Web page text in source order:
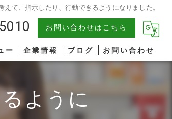
えて、指示したり、行動できるようになりました。
お問い合わせはこちら
ー
ィング
企業情報
著書一覧
ブログ お問い合わせ
ように